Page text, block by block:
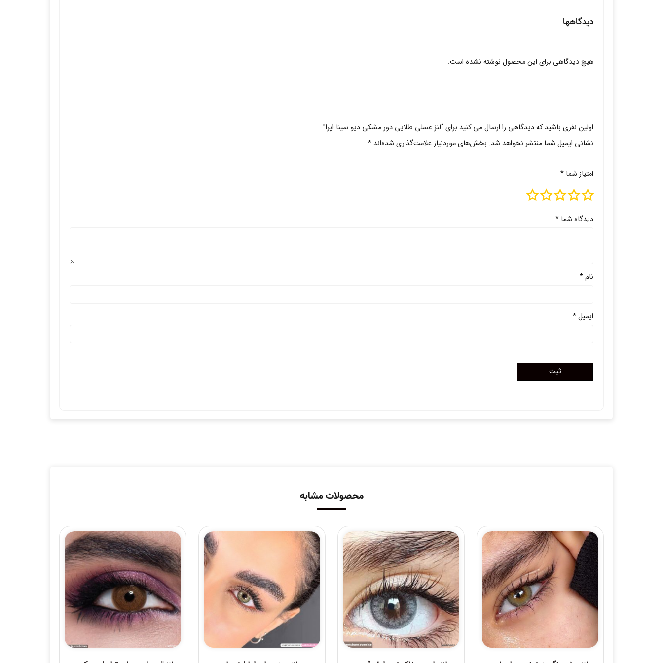
دیدگاهها
هیچ دیدگاهی برای این محصول نوشته نشده است.
اولین نفری باشید که دیدگاهی را ارسال می کنید برای “لنز عسلی طلایی دور مشکی دیو سینا اپرا”
نشانی ایمیل شما منتشر نخواهد شد. بخش‌های موردنیاز علامت‌گذاری شده‌اند *
امتیاز شما *
دیدگاه شما *
نام*
ایمیل*
محصولات مشابه